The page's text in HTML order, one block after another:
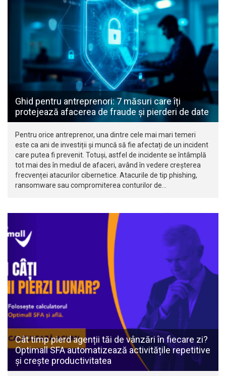
Ghid pentru antreprenori: 7 măsuri care îți
protejează afacerea de fraude și pierderi de date
Pentru orice antreprenor, una dintre cele mai mari temeri
este ca ani de investiții și muncă să fie afectați de un incident
care putea fi prevenit. Totuși, astfel de incidente se întâmplă
tot mai des în mediul de afaceri, având în vedere creșterea
frecvenței atacurilor cibernetice. Atacurile de tip phishing,
ransomware sau compromiterea conturilor de…
Cât timp pierd agenții tăi de vânzări în fiecare zi?
Optimall SFA automatizează activitățile repetitive
și crește productivitatea